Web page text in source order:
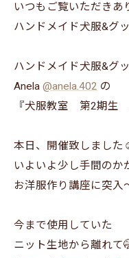
いつもご覧いただき
ハンドメイド犬服&グ
ハンドメイド犬服&グ
Anela @anela.402 の
『犬服教室 第2期生
本日、開催致しまし
いよいよ少し手間のか
お洋服作り講座に突入
今まで使用していた
ニット生地から離れて